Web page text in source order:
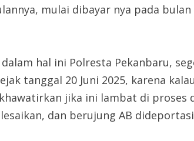
mulai dibayar nya pada
hal ini Polresta Pekanbaru,
tanggal 20 Juni 2025, karena
jika ini lambat di proses
dan berujung AB